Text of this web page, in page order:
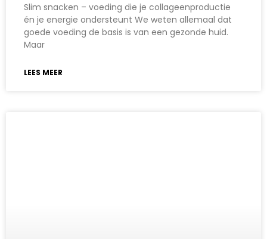
Slim snacken – voeding die je collageenproductie
én je energie ondersteunt We weten allemaal dat
goede voeding de basis is van een gezonde huid.
Maar
LEES MEER